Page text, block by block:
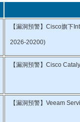
【漏洞預警】Cisco旗下
2026-20200)
【漏洞預警】Cisco
【漏洞預警】Veeam